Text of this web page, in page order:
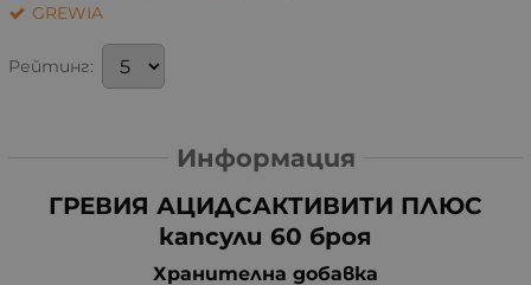
GREWIA
Рейтинг:
Информация
ГРЕВИЯ АЦИДСАКТИВИТИ ПЛЮС
капсули 60 броя
Хранителна добавка